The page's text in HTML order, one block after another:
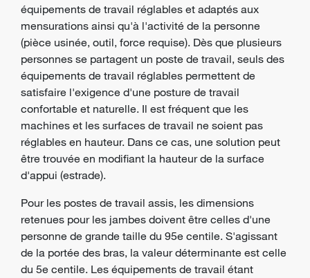
équipements de travail réglables et adaptés aux
mensurations ainsi qu'à l'activité de la personne
(pièce usinée, outil, force requise). Dès que plusieurs
personnes se partagent un poste de travail, seuls des
équipements de travail réglables permettent de
satisfaire l'exigence d'une posture de travail
confortable et naturelle. Il est fréquent que les
machines et les surfaces de travail ne soient pas
réglables en hauteur. Dans ce cas, une solution peut
être trouvée en modifiant la hauteur de la surface
d'appui (estrade).
Pour les postes de travail assis, les dimensions
retenues pour les jambes doivent être celles d'une
personne de grande taille du 95e centile. S'agissant
de la portée des bras, la valeur déterminante est celle
du 5e centile. Les équipements de travail étant